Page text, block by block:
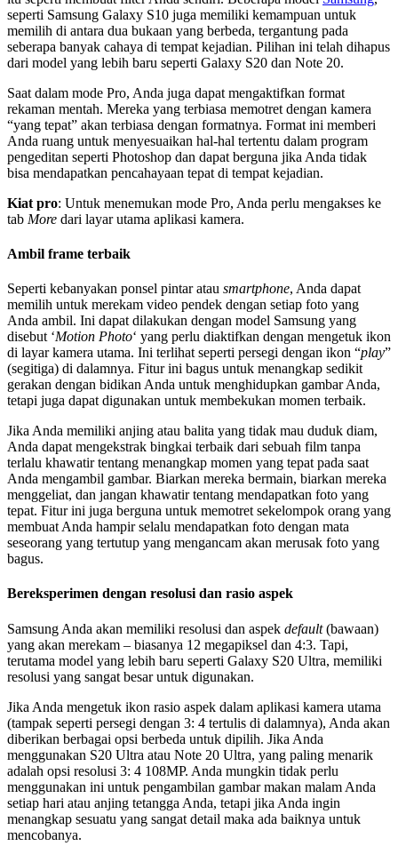
seperti Samsung Galaxy S10 juga memiliki kemampuan untuk
memilih di antara dua bukaan yang berbeda, tergantung pada
seberapa banyak cahaya di tempat kejadian. Pilihan ini telah dihapus
dari model yang lebih baru seperti Galaxy S20 dan Note 20.
Saat dalam mode Pro, Anda juga dapat mengaktifkan format
rekaman mentah. Mereka yang terbiasa memotret dengan kamera
“yang tepat” akan terbiasa dengan formatnya. Format ini memberi
Anda ruang untuk menyesuaikan hal-hal tertentu dalam program
pengeditan seperti Photoshop dan dapat berguna jika Anda tidak
bisa mendapatkan pencahayaan tepat di tempat kejadian.
Kiat pro: Untuk menemukan mode Pro, Anda perlu mengakses ke
tab More dari layar utama aplikasi kamera.
Ambil frame terbaik
Seperti kebanyakan ponsel pintar atau smartphone, Anda dapat
memilih untuk merekam video pendek dengan setiap foto yang
Anda ambil. Ini dapat dilakukan dengan model Samsung yang
disebut ‘Motion Photo‘ yang perlu diaktifkan dengan mengetuk ikon
di layar kamera utama. Ini terlihat seperti persegi dengan ikon “play”
(segitiga) di dalamnya. Fitur ini bagus untuk menangkap sedikit
gerakan dengan bidikan Anda untuk menghidupkan gambar Anda,
tetapi juga dapat digunakan untuk membekukan momen terbaik.
Jika Anda memiliki anjing atau balita yang tidak mau duduk diam,
Anda dapat mengekstrak bingkai terbaik dari sebuah film tanpa
terlalu khawatir tentang menangkap momen yang tepat pada saat
Anda mengambil gambar. Biarkan mereka bermain, biarkan mereka
menggeliat, dan jangan khawatir tentang mendapatkan foto yang
tepat. Fitur ini juga berguna untuk memotret sekelompok orang yang
membuat Anda hampir selalu mendapatkan foto dengan mata
seseorang yang tertutup yang mengancam akan merusak foto yang
bagus.
Bereksperimen dengan resolusi dan rasio aspek
Samsung Anda akan memiliki resolusi dan aspek default(bawaan)
yang akan merekam – biasanya 12 megapiksel dan 4:3. Tapi,
terutama model yang lebih baru seperti Galaxy S20 Ultra, memiliki
resolusi yang sangat besar untuk digunakan.
Jika Anda mengetuk ikon rasio aspek dalam aplikasi kamera utama
(tampak seperti persegi dengan 3: 4 tertulis di dalamnya), Anda akan
diberikan berbagai opsi berbeda untuk dipilih. Jika Anda
menggunakan S20 Ultra atau Note 20 Ultra, yang paling menarik
adalah opsi resolusi 3: 4 108MP. Anda mungkin tidak perlu
menggunakan ini untuk pengambilan gambar makan malam Anda
setiap hari atau anjing tetangga Anda, tetapi jika Anda ingin
menangkap sesuatu yang sangat detail maka ada baiknya untuk
mencobanya.